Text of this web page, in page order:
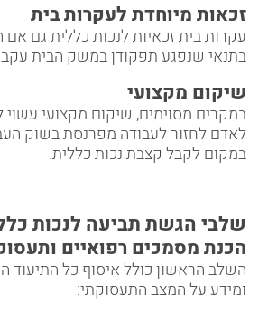
זכאות מיוחדת לעקרות בית
עקרות בית זכאיות לנכות כללית גם אם
בתנאי שנפגע תפקודן במשק הבית עקב
שיקום מקצועי
במקרים מסוימים, שיקום מקצועי עשוי
לאדם לחזור לעבודה מפרנסת בשוק
במקום לקבל קצבת נכות כללית.
שלבי הגשת תביעה לנכות
הכנת מסמכים רפואיים
השלב הראשון כולל איסוף כל התיעוד
ומידע על המצב התעסוקתי: